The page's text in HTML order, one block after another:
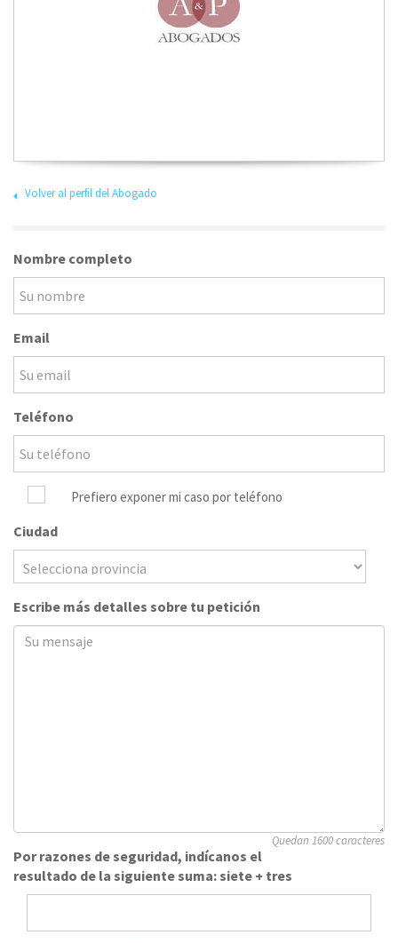
Volver al perfil del Abogado
Nombre completo
Email
Teléfono
Prefiero exponer mi caso por teléfono
Ciudad
Escribe más detalles sobre tu petición
Quedan 1600 caracteres
Por razones de seguridad, indícanos el
resultado de la siguiente suma: siete + tres